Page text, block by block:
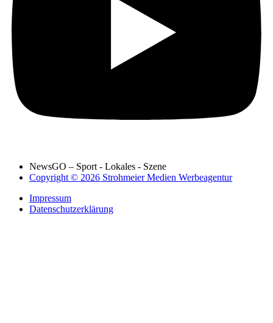
NewsGO – Sport - Lokales - Szene
Copyright © 2026 Strohmeier Medien Werbeagentur
Impressum
Datenschutzerklärung